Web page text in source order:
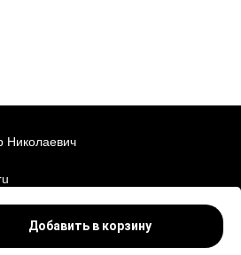
Добавить в корзину
Николаевич